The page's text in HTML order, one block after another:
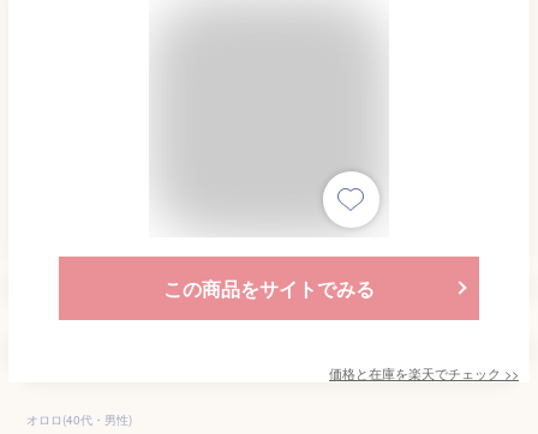
この商品をサイトでみる
価格と在庫を楽天でチェック >>
オロロ(40代・男性)